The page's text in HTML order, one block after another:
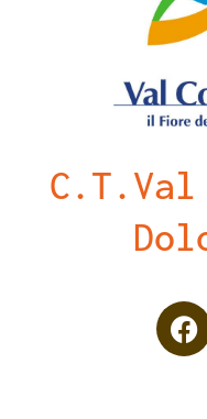
C.T.Val